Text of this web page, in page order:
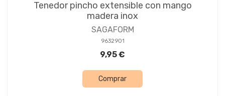
Tenedor pincho extensible con mango
madera inox
SAGAFORM
9632901
9,95 €
Comprar